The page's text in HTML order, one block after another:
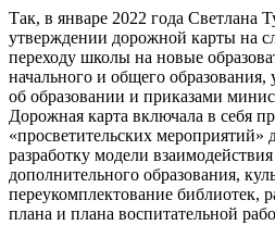
Так, в январе 2022 года Светлана
утверждении дорожной карты на
переходу школы на новые
начального и общего
об образовании и приказами
Дорожная карта включала в себя
«просветительских мероприятий»
разработку модели
дополнительного образования,
переукомплектование библиотек,
плана и плана воспитательной